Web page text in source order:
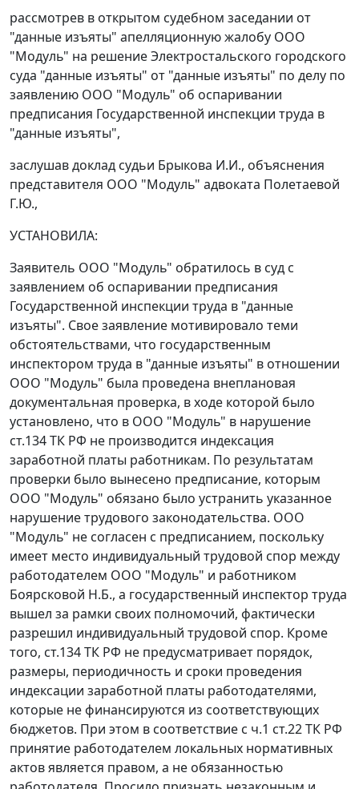
рассмотрев в открытом судебном заседании от
"данные изъяты" апелляционную жалобу ООО
"Модуль" на решение Электростальского городского
суда "данные изъяты" от "данные изъяты" по делу по
заявлению ООО "Модуль" об оспаривании
предписания Государственной инспекции труда в
"данные изъяты",
заслушав доклад судьи Брыкова И.И., объяснения
представителя ООО "Модуль" адвоката Полетаевой
Г.Ю.,
УСТАНОВИЛА:
Заявитель ООО "Модуль" обратилось в суд с
заявлением об оспаривании предписания
Государственной инспекции труда в "данные
изъяты". Свое заявление мотивировало теми
обстоятельствами, что государственным
инспектором труда в "данные изъяты" в отношении
ООО "Модуль" была проведена внеплановая
документальная проверка, в ходе которой было
установлено, что в ООО "Модуль" в нарушение
ст.134ТК РФ не производится индексация
заработной платы работникам. По результатам
проверки было вынесено предписание, которым
ООО "Модуль" обязано было устранить указанное
нарушение трудового законодательства. ООО
"Модуль" не согласен с предписанием, поскольку
имеет место индивидуальный трудовой спор между
работодателем ООО "Модуль" и работником
Боярсковой Н.Б., а государственный инспектор труда
вышел за рамки своих полномочий, фактически
разрешил индивидуальный трудовой спор. Кроме
того, ст.134ТК РФ не предусматривает порядок,
размеры, периодичность и сроки проведения
индексации заработной платы работодателями,
которые не финансируются из соответствующих
бюджетов. При этом в соответствие с ч.1 ст.22ТК РФ
принятие работодателем локальных нормативных
актов является правом, а не обязанностью